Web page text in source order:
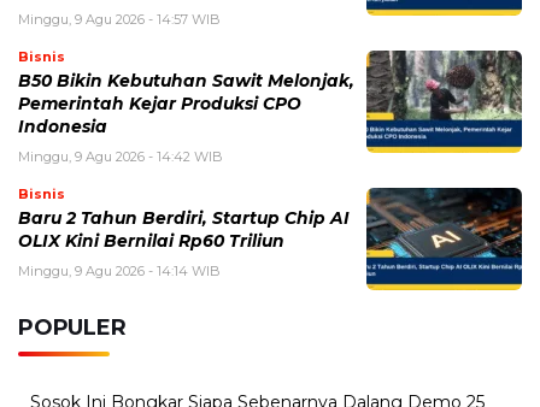
Redmi 17 Resmi Meluncur, Baterai 7.500 mAh dan Bisa
Jadi Power Bank, Harganya Mulai Rp2 Jutaan
Terbaru, Ini Cara Klaim Hadiahnya
Rabu, 5 Agustus 2026 - 09:29 WIB
Rumor iPhone Air 2 Makin Kuat, Kamera Ganda dan
Selasa, 4 Agustus 2026 - 11:12 WIB